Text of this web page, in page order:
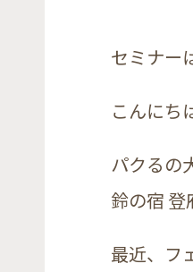
セミナー
こんにち
パクるの
鈴の宿 登
最近、フ